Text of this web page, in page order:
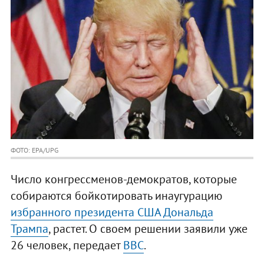
ФОТО: EPA/UPG
Число конгрессменов-демократов, которые
собираются бойкотировать инаугурацию
избранного президента США Дональда
Трампа, растет. О своем решении заявили уже
26 человек, передаетВВС.